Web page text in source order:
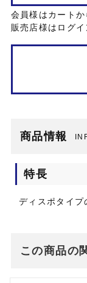
会員様はカート
販売店様はログ
商品情報
特長
ディスポタイプ
この商品の